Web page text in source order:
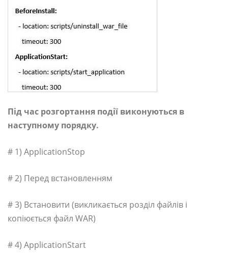
Під час розгортання події виконуються в
наступному порядку.
# 1) ApplicationStop
# 2) Перед встановленням
# 3) Встановити (викликається розділ файлів і
копіюється файл WAR)
# 4) ApplicationStart